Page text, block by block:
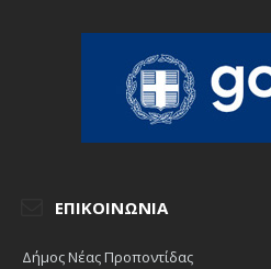
ΕΠΙΚΟΙΝΩΝΊΑ
Δήμος Νέας Προποντίδας